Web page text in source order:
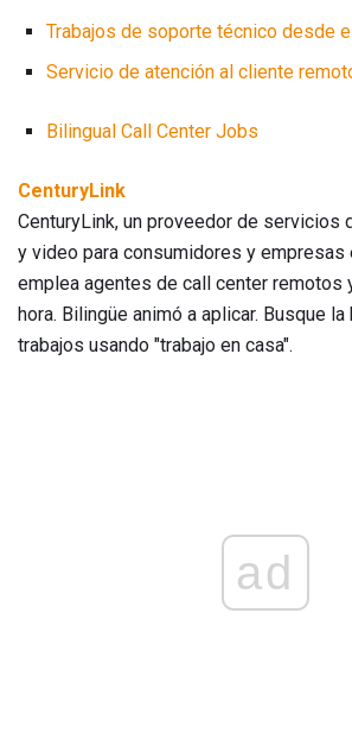
Trabajos de soporte técnico desde
Servicio de atención al cliente
Bilingual Call Center Jobs
CenturyLink
CenturyLink, un proveedor de servicios
y video para consumidores y empresas
emplea agentes de call center remotos
hora. Bilingüe animó a aplicar. Busque
trabajos usando "trabajo en casa".
ad